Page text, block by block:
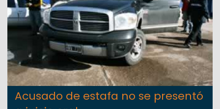
Acusado de estafa no se presentó